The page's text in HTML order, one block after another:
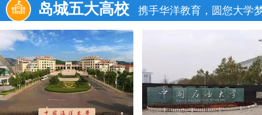
岛城五大高校 携手华洋教育，圆您大学